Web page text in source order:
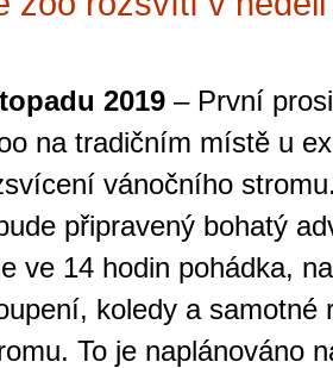
2019 – První
na tradičním místě u
vánočního
připravený bohatý
ve 14 hodin pohádka,
koledy a samotné
To je naplánováno
Průvodce
Brno je
zajímavé
restaurace,
také místem, kde si
kasinové hry. V
širokou nabídku her
jak pro pravidelné
V...